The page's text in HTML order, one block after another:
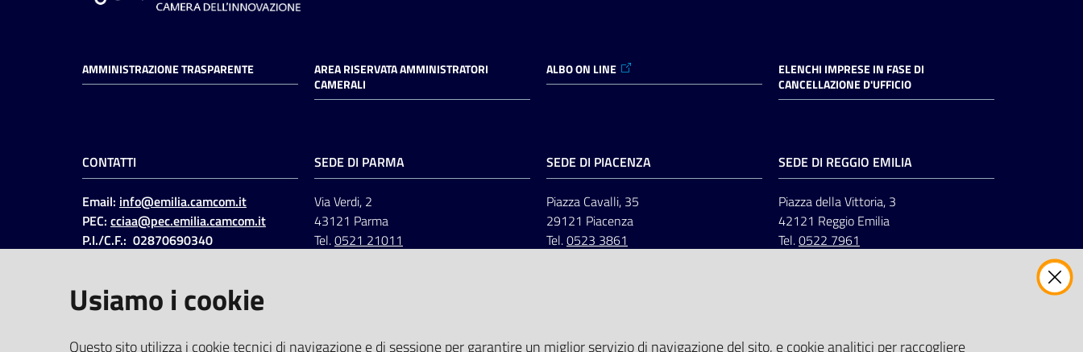
AMMINISTRAZIONE TRASPARENTE
AREA RISERVATA AMMINISTRATORI
CAMERALI
ALBO ON LINE
ELENCHI IMPRESE IN FASE DI
CANCELLAZIONE D'UFFICIO
CONTATTI
Email: info@emilia.camcom.it
PEC: cciaa@pec.emilia.camcom.it
P.I./C.F.: 02870690340
Codice IPA: ccem
SEDE DI PARMA
Via Verdi, 2
43121 Parma
Tel.0521 21011
SEDE DI PIACENZA
Piazza Cavalli, 35
29121 Piacenza
Tel.0523 3861
SEDE DI REGGIO EMILIA
Piazza della Vittoria, 3
42121 Reggio Emilia
Tel.0522 7961
SOCIAL
Usiamo i cookie
Questo sito utilizza i cookie tecnici di navigazione e di sessione per garantire un miglior servizio di navigazione del sito, e cookie analitici per raccogliere